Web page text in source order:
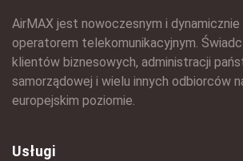
AirMAX jest nowoczesnym i dynamicznie
operatorem telekomunikacyjnym.
klientów biznesowych, administracji
samorządowej i wielu innych odbiorców
europejskim poziomie.
Usługi